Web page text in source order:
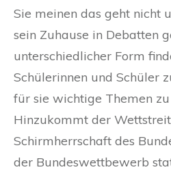
Sie meinen das geht nicht
sein Zuhause in Debatten
unterschiedlicher Form
Schülerinnen und Schüler
für sie wichtige Themen
Hinzukommt der
Schirmherrschaft des
der Bundeswettbewerb